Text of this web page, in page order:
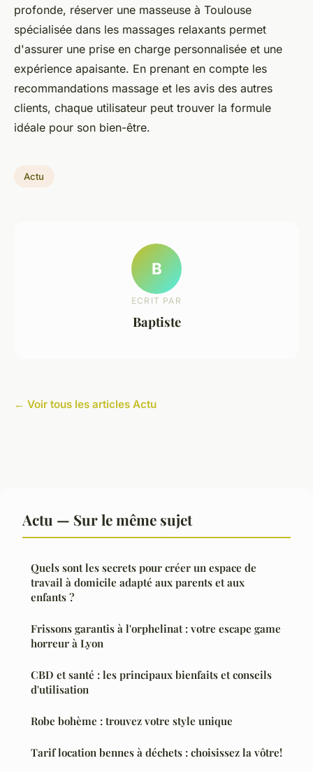
profonde, réserver une masseuse à Toulouse
spécialisée dans les massages relaxants permet
d'assurer une prise en charge personnalisée et une
expérience apaisante. En prenant en compte les
recommandations massage et les avis des autres
clients, chaque utilisateur peut trouver la formule
idéale pour son bien-être.
Actu
B
ECRIT PAR
Baptiste
← Voir tous les articles Actu
Actu — Sur le même sujet
Quels sont les secrets pour créer un espace de
travail à domicile adapté aux parents et aux
enfants ?
Frissons garantis à l'orphelinat : votre escape game
horreur à Lyon
CBD et santé : les principaux bienfaits et conseils
d'utilisation
Robe bohème : trouvez votre style unique
Tarif location bennes à déchets : choisissez la vôtre!